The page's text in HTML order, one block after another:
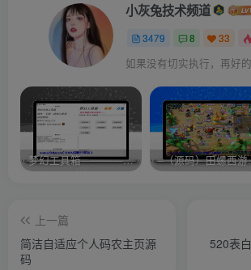
小灰兔技术频道
3479 8 33
如果没有切实执行，再好
梦幻工具箱————-免费 –（源码）田
上一篇
简洁自适应个人码农主页源
码
520表